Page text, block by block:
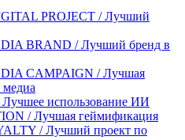
PROJECT / Лучший
BRAND / Лучший бренд в
CAMPAIGN / Лучшая
использование ИИ
/ Лучшая геймификация
/ Лучший проект по